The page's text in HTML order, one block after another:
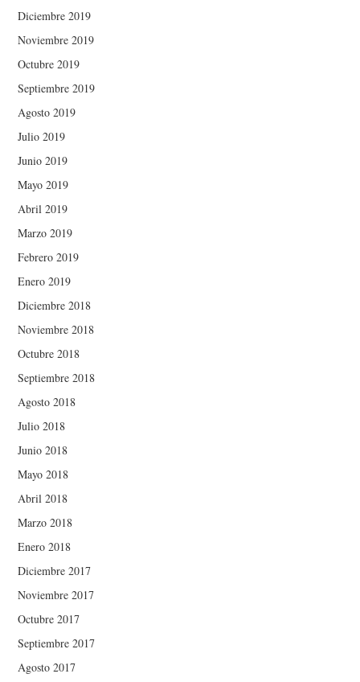
Diciembre 2019
Noviembre 2019
Octubre 2019
Septiembre 2019
Agosto 2019
Julio 2019
Junio 2019
Mayo 2019
Abril 2019
Marzo 2019
Febrero 2019
Enero 2019
Diciembre 2018
Noviembre 2018
Octubre 2018
Septiembre 2018
Agosto 2018
Julio 2018
Junio 2018
Mayo 2018
Abril 2018
Marzo 2018
Enero 2018
Diciembre 2017
Noviembre 2017
Octubre 2017
Septiembre 2017
Agosto 2017